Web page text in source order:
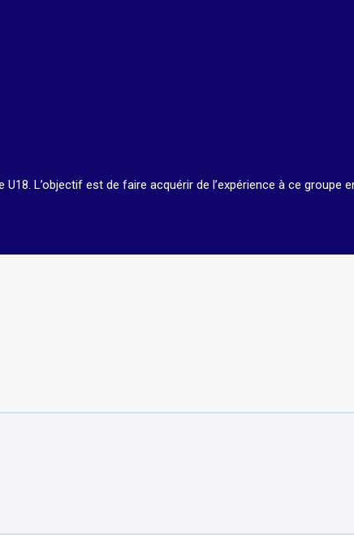
L’objectif est de faire acquérir de l’expérience à ce groupe